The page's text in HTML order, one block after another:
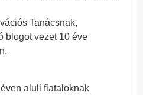
Tanácsnak,
blogot vezet 10 éve
aluli fiataloknak